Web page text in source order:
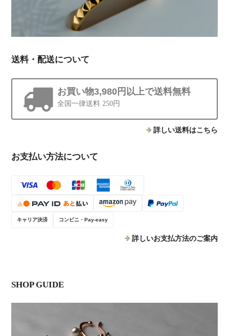
送料・配送について
お買い物3,980円以上で送料無料
全国一律送料 250円
詳しい送料はこちら
お支払い方法について
キャリア決済 コンビニ・Pay-easy
詳しいお支払方法のご案内
SHOP GUIDE